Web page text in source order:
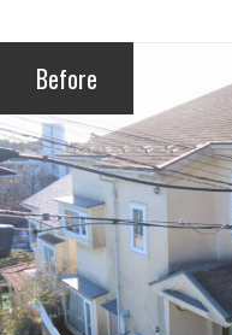
Before